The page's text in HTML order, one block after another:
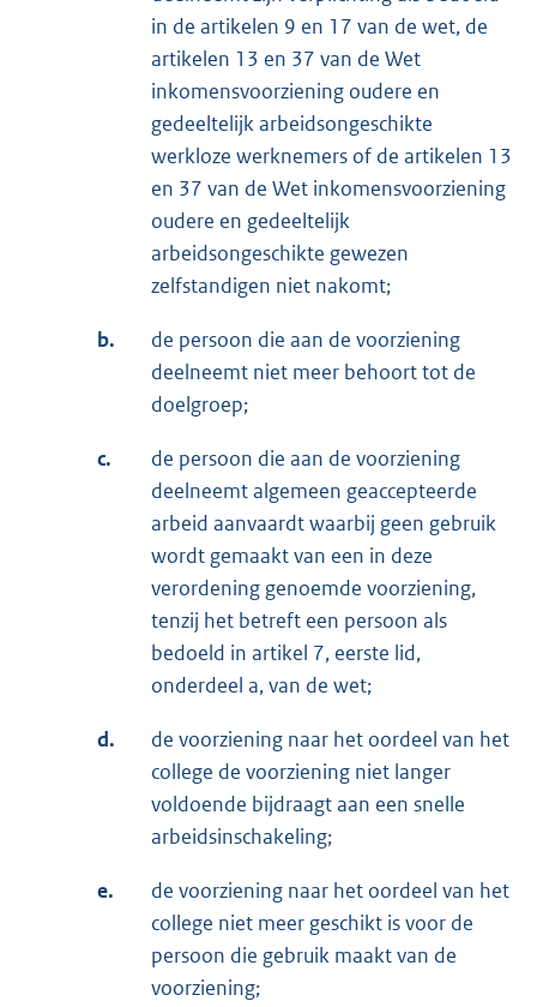
in de artikelen 9 en 17 van de wet, de
artikelen 13 en 37 van de Wet
inkomensvoorziening oudere en
gedeeltelijk arbeidsongeschikte
werkloze werknemers of de artikelen 13
en 37 van de Wet inkomensvoorziening
oudere en gedeeltelijk
arbeidsongeschikte gewezen
zelfstandigen niet nakomt;
b.
de persoon die aan de voorziening
deelneemt niet meer behoort tot de
doelgroep;
c.
de persoon die aan de voorziening
deelneemt algemeen geaccepteerde
arbeid aanvaardt waarbij geen gebruik
wordt gemaakt van een in deze
verordening genoemde voorziening,
tenzij het betreft een persoon als
bedoeld in artikel 7, eerste lid,
onderdeel a, van de wet;
d.
de voorziening naar het oordeel van het
college de voorziening niet langer
voldoende bijdraagt aan een snelle
arbeidsinschakeling;
e.
de voorziening naar het oordeel van het
college niet meer geschikt is voor de
persoon die gebruik maakt van de
voorziening;